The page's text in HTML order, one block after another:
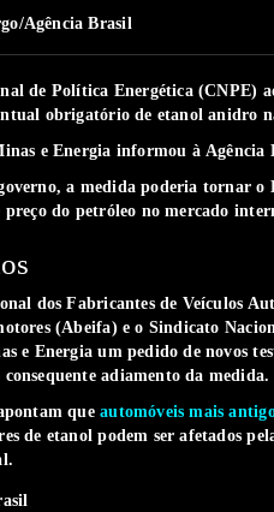
Agência Brasil
de Política Energética (CNPE)
obrigatório de etanol anidro
e Energia informou àAgência
a medida poderia tornar o
preço do petróleo no mercado
dos Fabricantes de Veículos
(Abeifa) e o Sindicato
e Energia um pedido de novos
adiamento da medida.
queautomóveis mais
de etanol podem ser afetados